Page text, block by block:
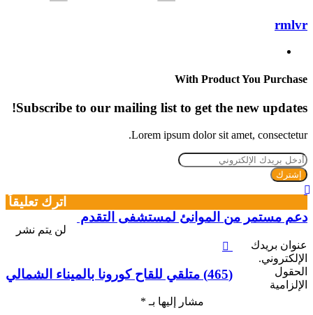
rmlvr
With Product You Purchase
Subscribe to our mailing list to get the new updates!
Lorem ipsum dolor sit amet, consectetur.
أدخل
بريدك
الإلكتروني
دعم مستمر من الموانئ لمستشفى التقدم
(465) متلقي للقاح كورونا بالميناء الشمالي
اترك تعليقاً
لن يتم نشر
عنوان بريدك
الإلكتروني.
الحقول
الإلزامية
مشار إليها بـ *